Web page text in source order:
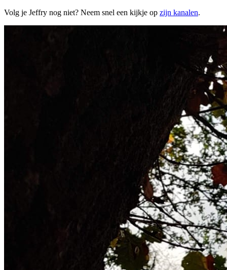
Volg je Jeffry nog niet? Neem snel een kijkje op zijn kanalen.